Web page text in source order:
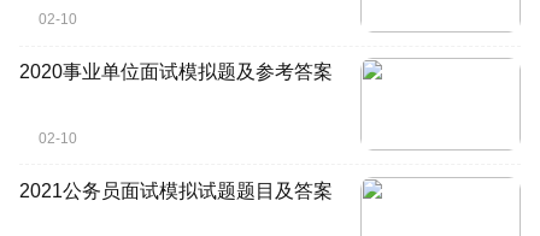
02-10
2020事业单位面试模拟题及参考答案
02-10
2021公务员面试模拟试题题目及答案